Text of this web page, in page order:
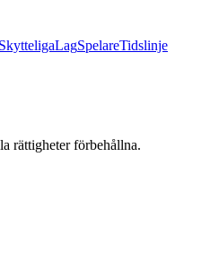
SkytteligaLagSpelareTidslinje
rättigheter förbehållna.